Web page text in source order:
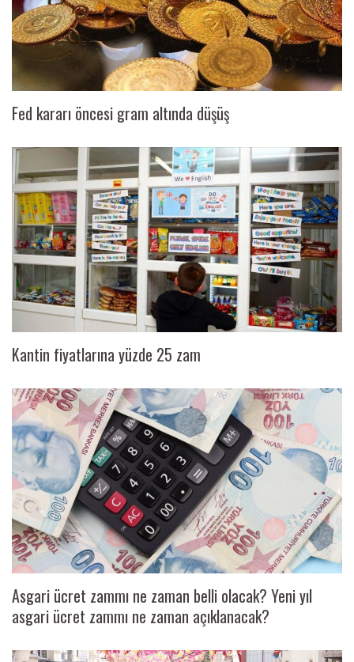
Fed kararı öncesi gram altında düşüş
Kantin fiyatlarına yüzde 25 zam
Asgari ücret zammı ne zaman belli olacak? Yeni yıl
asgari ücret zammı ne zaman açıklanacak?